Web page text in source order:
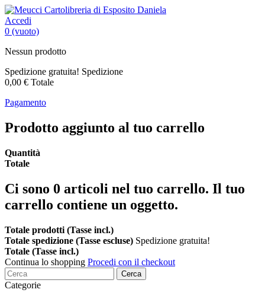
Accedi
0 (vuoto)
Nessun prodotto
Spedizione gratuita! Spedizione
0,00 € Totale
Pagamento
Prodotto aggiunto al tuo carrello
Quantità
Totale
Ci sono 0 articoli nel tuo carrello. Il tuo
carrello contiene un oggetto.
Totale prodotti (Tasse incl.)
Totale spedizione (Tasse escluse) Spedizione gratuita!
Totale (Tasse incl.)
Continua lo shopping Procedi con il checkout
Cerca
Categorie